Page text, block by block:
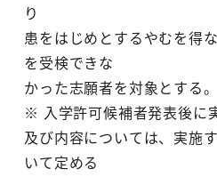
り
患をはじめとするやむを得
を受検できな
かった志願者を対象とする。
※ 入学許可候補者発表後に
及び内容については、実施
いて定める